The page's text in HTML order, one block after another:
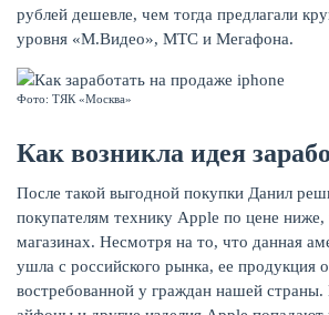
РЕЙТИНГ
рублей дешевле, чем тогда предлагали
уровня «М.Видео», МТС и Мегафона.
Фото: ТЯК «Москва»
Как возникла идея
После такой выгодной покупки Данил
покупателям технику Apple по цене ниже,
магазинах. Несмотря на то, что данная
ушла с российского рынка, ее продукция
востребованной у граждан нашей